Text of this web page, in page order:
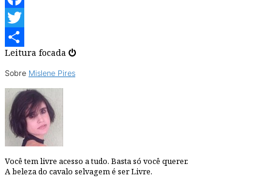
Facebook
Twitter
Share
Leitura focada
Sobre Mislene Pires
Você tem livre acesso a tudo. Basta só você querer.
A beleza do cavalo selvagem é ser Livre.